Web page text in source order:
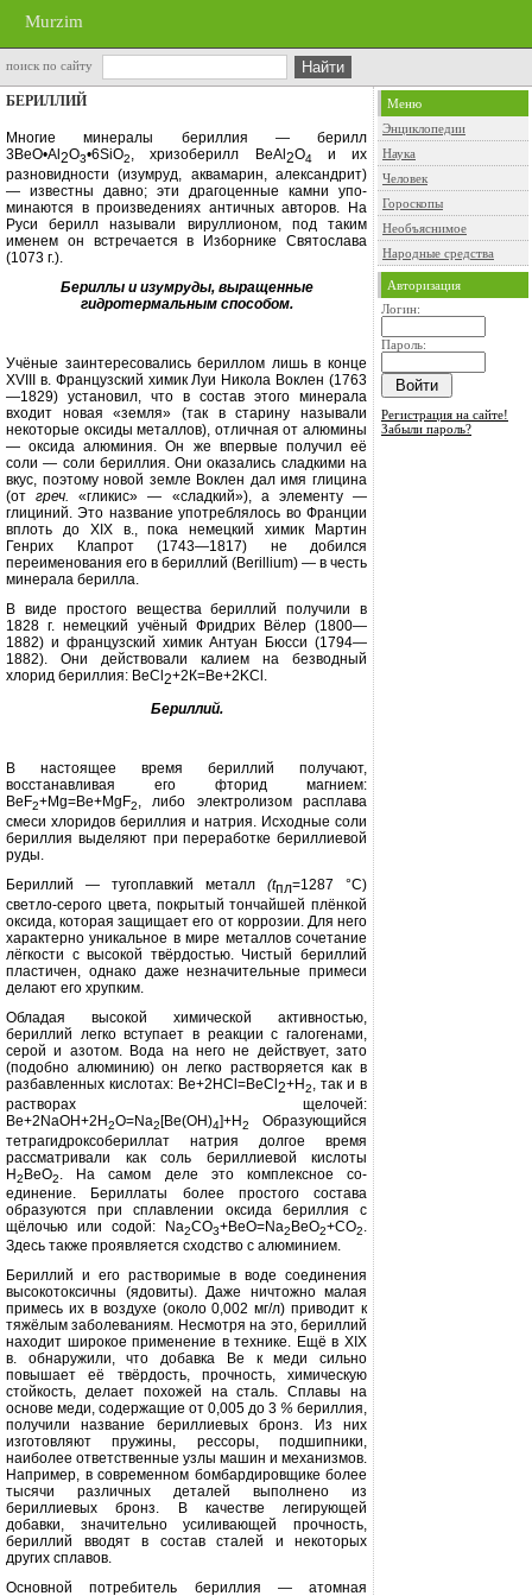
Murzim
поиск по сайту
БЕРИЛЛИЙ
Многие минералы бериллия — бе­рилл
3ВеО•А 2О3•6SiO2,хризоберилл ВеАl 2О4
и их
разновидности (изумруд, аквамарин, александрит)
— известны давно; эти драгоценные камни упо­
минаются в произведениях античных авторов. На
Руси берилл называли вируллионом, под таким
именем он встречается в Изборнике Святослава
(1073 г.).
Бериллы и изумруды, выращенные
гидротермальным способом.
Учёные заинтересовались берил­лом лишь в конце
XVIII в. Француз­ский химик Луи Никола Воклен (1763
—1829) установил, что в состав этого минерала
входит новая «земля» (так в старину называли
некоторые оксиды металлов), отличная от алюмины
— оксида алюминия. Он же впервые получил её
соли — соли бе­риллия. Они оказались сладкими на
вкус, поэтому новой земле Воклен дал имя глицина
(отгреч. «гликис» — «сладкий»), а элементу —
глициний. Это название употреблялось во Фран­ции
вплоть до XIX в., пока немецкий химик Мартин
Генрих Клапрот (1743—1817) не добился
переимено­вания его в бериллий (Berillium) — в честь
минерала берилла.
В виде простого вещества берил­лий получили в
1828 г. немецкий учё­ный Фридрих Вёлер (1800—
1882) и французский химик Антуан Бюсси (1794—
1882). Они действовали кали­ем на безводный
хлорид бериллия: ВеС 2+2К=Be+2KCl.
Бериллий.
В настоящее время бериллий по­лучают,
восстанавливая его фторид магнием:
BeF2+Mg=Be+MgF2,либо электролизом расплава
смеси хлори­дов бериллия и натрия. Исходные со­ли
бериллия выделяют при перера­ботке бериллиевой
руды.
Бериллий — тугоплавкий металл (tпл=1287 °С)
светло-серого цвета, по­крытый тончайшей плёнкой
оксида, которая защищает его от коррозии. Для него
характерно уникальное в ми­ре металлов сочетание
лёгкости с вы­сокой твёрдостью. Чистый бериллий
пластичен, однако даже незначитель­ные примеси
делают его хрупким.
Обладая высокой химической ак­тивностью,
бериллий легко вступает в реакции с галогенами,
серой и азо­том. Вода на него не действует, зато
(подобно алюминию) он легко рас­творяется как в
разбавленных кисло­тах: Be+2HCl =ВеС 2+Н2, так и в
растворах щелочей:
Be+2NaOH+2Н2О=Na2[Be(OH)4]+H2
Образу­ющийся
тетрагидроксобериллат нат­рия долгое время
рассматривали как соль бериллиевой кислоты
Н2ВеО2
. На самом деле это комплексное со­
единение. Бериллаты более простого состава
образуются при сплавлении оксида бериллия с
щёлочью или со­дой:
Na2CO3+ВеО=Na2 BeO2+СО2.
Здесь также проявляется сходство с алюминием.
Бериллий и его растворимые в воде соединения
высокотоксичны (ядовиты). Даже ничтожно малая
примесь их в воздухе (около 0,002 мг/л) приводит к
тяжёлым заболеваниям. Несмотря на это, бериллий
находит широкое применение в технике. Ещё в XIX
в. обнаружили, что добавка
Be к меди сильно
повышает её твёрдость, прочность, химическую
стойкость, делает похожей на сталь. Сплавы на
основе меди, содержащие от 0,005 до 3 % бериллия,
получили название бериллиевых бронз. Из них
изготовля­ют пружины, рессоры, подшипники,
наиболее ответственные узлы машин и механизмов.
Например, в современ­ном бомбардировщике более
тысячи различных деталей выполнено из
бериллиевых бронз. В качестве легиру­ющей
добавки, значительно усилива­ющей прочность,
бериллий вводят в состав сталей и некоторых
других сплавов.
Основной потребитель бериллия — атомная
Меню
Энциклопедии
Наука
Человек
Гороскопы
Необъяснимое
Народные средства
Авторизация
Логин:
Пароль:
Регистрация на сайте!
Забыли пароль?